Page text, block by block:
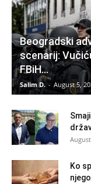
Beogradski
scenarij:
FBiH…
Salim D. - August 5,
Ko